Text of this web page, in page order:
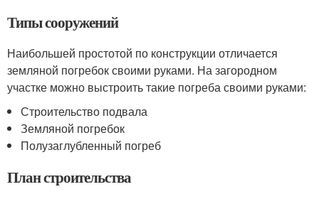
Типы сооружений
Наибольшей простотой по конструкции отличается
земляной погребок своими руками. На загородном
участке можно выстроить такие погреба своими руками:
Строительство подвала
Земляной погребок
Полузаглубленный погреб
План строительства